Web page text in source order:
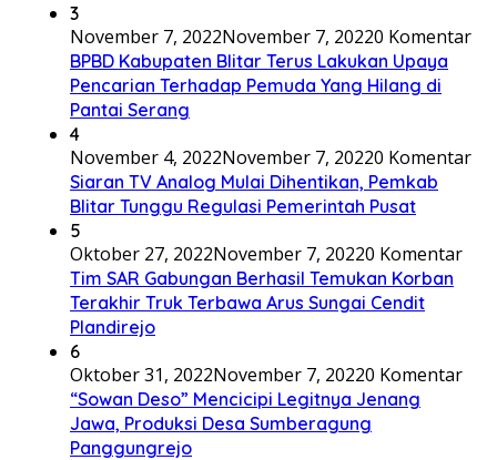
3
November 7, 2022November 7, 20220 Komentar
BPBD Kabupaten Blitar Terus Lakukan Upaya
Pencarian Terhadap Pemuda Yang Hilang di
Pantai Serang
4
November 4, 2022November 7, 20220 Komentar
Siaran TV Analog Mulai Dihentikan, Pemkab
Blitar Tunggu Regulasi Pemerintah Pusat
5
Oktober 27, 2022November 7, 20220 Komentar
Tim SAR Gabungan Berhasil Temukan Korban
Terakhir Truk Terbawa Arus Sungai Cendit
Plandirejo
6
Oktober 31, 2022November 7, 20220 Komentar
“Sowan Deso” Mencicipi Legitnya Jenang
Jawa, Produksi Desa Sumberagung
Panggungrejo